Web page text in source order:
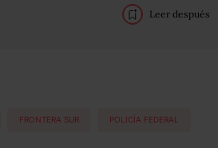
Leer después
FRONTERA SUR POLICÍA FEDERAL